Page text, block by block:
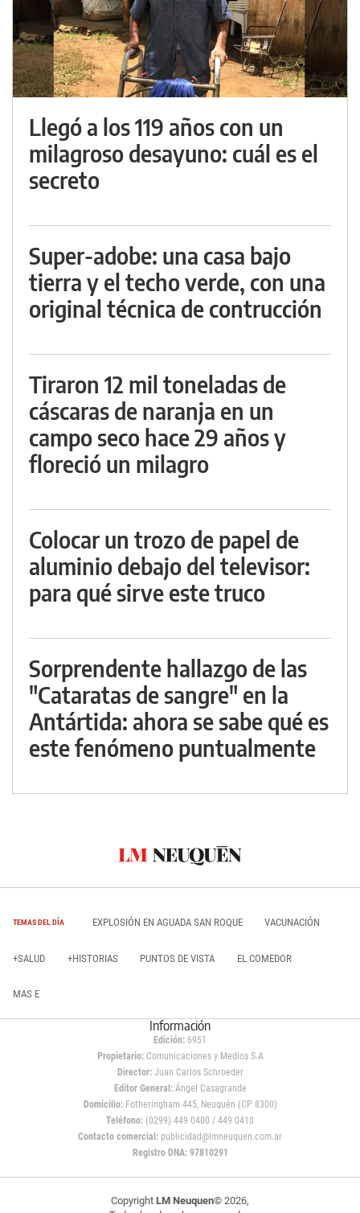
Llegó a los 119 años con un
milagroso desayuno: cuál es el
secreto
Super-adobe: una casa bajo
tierra y el techo verde, con una
original técnica de contrucción
Tiraron 12 mil toneladas de
cáscaras de naranja en un
campo seco hace 29 años y
floreció un milagro
Colocar un trozo de papel de
aluminio debajo del televisor:
para qué sirve este truco
Sorprendente hallazgo de las
"Cataratas de sangre" en la
Antártida: ahora se sabe qué es
este fenómeno puntualmente
TEMAS DEL DÍA EXPLOSIÓN EN AGUADA SAN ROQUE VACUNACIÓN
+SALUD +HISTORIAS PUNTOS DE VISTA EL COMEDOR
MAS E
Información
Edición: 6951
Propietario:Comunicaciones y Medios S.A
Director: Juan Carlos Schroeder
Editor General:Ángel Casagrande
Domicilio:Fotheringham 445, Neuquén (CP 8300)
Teléfono: (0299) 449 0400 / 449 0410
Contacto comercial: publicidad@lmneuquen.com.ar
Registro DNA: 97810291
Copyright LM Neuquen© 2026,